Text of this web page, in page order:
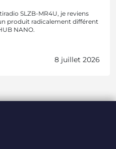
SLZB-MR4U, je reviens
produit radicalement différent
NANO.
8 juillet 2026